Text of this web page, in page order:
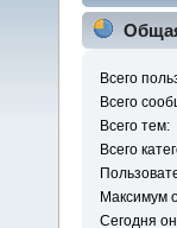
Всего
Всего
Всего тем:
Всего
Максимум
Сегодня